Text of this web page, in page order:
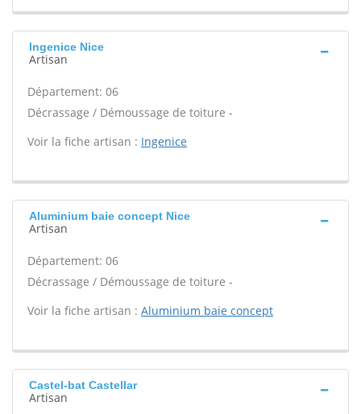
Ingenice Nice
Artisan
Département: 06
Décrassage / Démoussage de toiture -
Voir la fiche artisan : Ingenice
Aluminium baie concept Nice
Artisan
Département: 06
Décrassage / Démoussage de toiture -
Voir la fiche artisan : Aluminium baie concept
Castel-bat Castellar
Artisan